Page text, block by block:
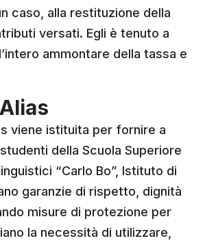
caso, alla restituzione della
versati. Egli è tenuto a
ammontare della tassa e
viene istituita per fornire a
della Scuola Superiore
“Carlo Bo”, Istituto di
garanzie di rispetto, dignità
misure di protezione per
la necessità di utilizzare,